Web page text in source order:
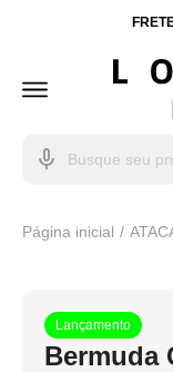
Página inicial
Lançamento
Bermuda